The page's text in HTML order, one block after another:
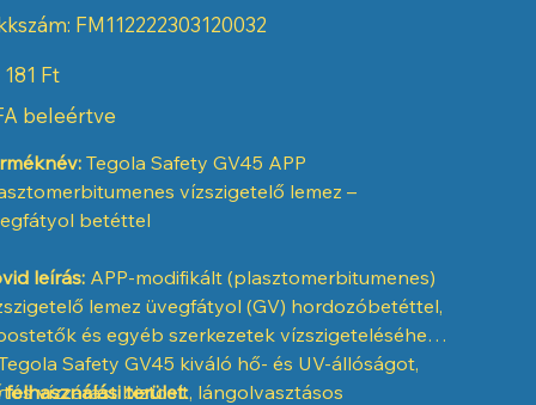
Cikkszám:
FM112222303120032
FM112222303120032
181 Ft
beleértve
Tegola Safety GV45 APP
vízszigetelő lemez –
betéttel
leírás:APP-modifikált (plasztomerbitumenes)
lemez üvegfátyol (GV) hordozóbetéttel,
és egyéb szerkezetek vízszigeteléséhez.
Safety GV45 kiváló hő- és UV-állóságot,
vízzárást biztosít, lángolvasztásos
felhasználási terület: